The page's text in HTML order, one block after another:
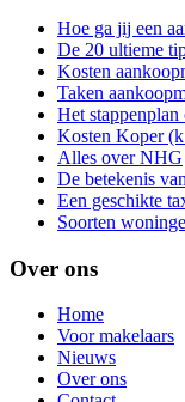
Hoe ga jij een
De 20 ultieme
Kosten
Taken
Het stappenplan
Kosten Koper
Alles over NHG
De betekenis
Een geschikte
Soorten
Over ons
Home
Voor makelaars
Nieuws
Over ons